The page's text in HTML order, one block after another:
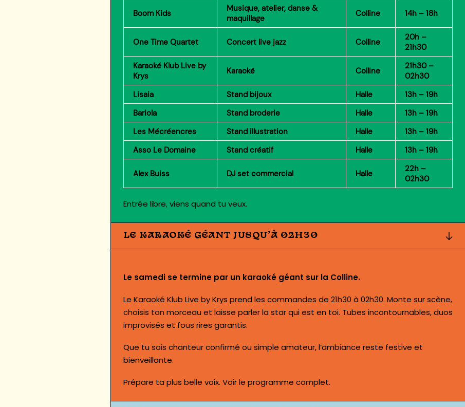
Boom Kids
Musique, atelier, danse &
maquillage
Colline 14h – 18h
One Time Quartet Concert live jazz Colline
20h –
21h30
Karaoké Klub Live by
Krys
Karaoké Colline
21h30 –
02h30
Lisaia
Stand bijoux Halle
13h – 19h
Bariola
Stand broderie Halle
13h – 19h
Les Mécréencres
Stand illustration Halle
13h – 19h
Asso Le Domaine
Stand créatif Halle 13h – 19h
Alex Buiss DJ set commercial Halle
22h –
02h30
Entrée libre, viens quand tu veux.
LE KARAOKÉ GÉANT JUSQU’À 02H30
Le samedi se termine par un karaoké géant sur la Colline.
Le Karaoké Klub Live by Krys prend les commandes de 21h30 à 02h30. Monte sur scène,
choisis ton morceau et laisse parler la star qui est en toi. Tubes incontournables, duos
improvisés et fous rires garantis.
Que tu sois chanteur confirmé ou simple amateur, l’ambiance reste festive et
bienveillante.
Prépare ta plus belle voix. Voir le programme complet.